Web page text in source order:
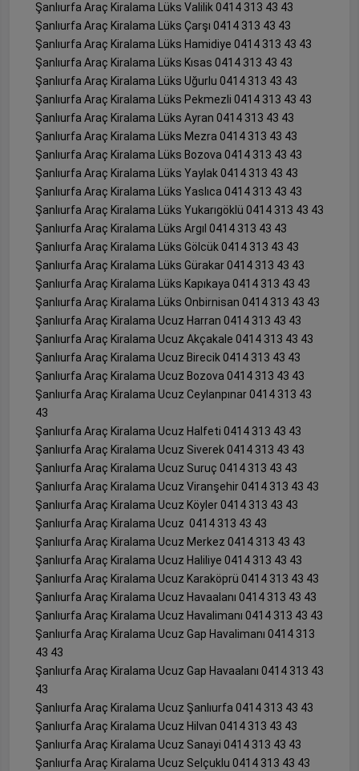
Şanlıurfa Araç Kiralama Lüks Valilik 0414 313 43 43
Şanlıurfa Araç Kiralama Lüks Çarşı 0414 313 43 43
Şanlıurfa Araç Kiralama Lüks Hamidiye 0414 313 43 43
Şanlıurfa Araç Kiralama Lüks Kısas 0414 313 43 43
Şanlıurfa Araç Kiralama Lüks Uğurlu 0414 313 43 43
Şanlıurfa Araç Kiralama Lüks Pekmezli 0414 313 43 43
Şanlıurfa Araç Kiralama Lüks Ayran 0414 313 43 43
Şanlıurfa Araç Kiralama Lüks Mezra 0414 313 43 43
Şanlıurfa Araç Kiralama Lüks Bozova 0414 313 43 43
Şanlıurfa Araç Kiralama Lüks Yaylak 0414 313 43 43
Şanlıurfa Araç Kiralama Lüks Yaslıca 0414 313 43 43
Şanlıurfa Araç Kiralama Lüks Yukarıgöklü 0414 313 43 43
Şanlıurfa Araç Kiralama Lüks Argıl 0414 313 43 43
Şanlıurfa Araç Kiralama Lüks Gölcük 0414 313 43 43
Şanlıurfa Araç Kiralama Lüks Gürakar 0414 313 43 43
Şanlıurfa Araç Kiralama Lüks Kapıkaya 0414 313 43 43
Şanlıurfa Araç Kiralama Lüks Onbirnisan 0414 313 43 43
Şanlıurfa Araç Kiralama Ucuz Harran 0414 313 43 43
Şanlıurfa Araç Kiralama Ucuz Akçakale 0414 313 43 43
Şanlıurfa Araç Kiralama Ucuz Birecik 0414 313 43 43
Şanlıurfa Araç Kiralama Ucuz Bozova 0414 313 43 43
Şanlıurfa Araç Kiralama Ucuz Ceylanpınar 0414 313 43
43
Şanlıurfa Araç Kiralama Ucuz Halfeti 0414 313 43 43
Şanlıurfa Araç Kiralama Ucuz Siverek 0414 313 43 43
Şanlıurfa Araç Kiralama Ucuz Suruç 0414 313 43 43
Şanlıurfa Araç Kiralama Ucuz Viranşehir 0414 313 43 43
Şanlıurfa Araç Kiralama Ucuz Köyler 0414 313 43 43
Şanlıurfa Araç Kiralama Ucuz 0414 313 43 43
Şanlıurfa Araç Kiralama Ucuz Merkez 0414 313 43 43
Şanlıurfa Araç Kiralama Ucuz Haliliye 0414 313 43 43
Şanlıurfa Araç Kiralama Ucuz Karaköprü 0414 313 43 43
Şanlıurfa Araç Kiralama Ucuz Havaalanı 0414 313 43 43
Şanlıurfa Araç Kiralama Ucuz Havalimanı 0414 313 43 43
Şanlıurfa Araç Kiralama Ucuz Gap Havalimanı 0414 313
43 43
Şanlıurfa Araç Kiralama Ucuz Gap Havaalanı 0414 313 43
43
Şanlıurfa Araç Kiralama Ucuz Şanlıurfa 0414 313 43 43
Şanlıurfa Araç Kiralama Ucuz Hilvan 0414 313 43 43
Şanlıurfa Araç Kiralama Ucuz Sanayi 0414 313 43 43
Şanlıurfa Araç Kiralama Ucuz Selçuklu 0414 313 43 43